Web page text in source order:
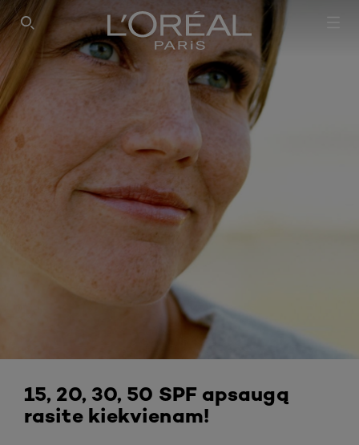
SEARCH THIS SITE
15, 20, 30, 50 SPF apsaugą
rasite kiekvienam!